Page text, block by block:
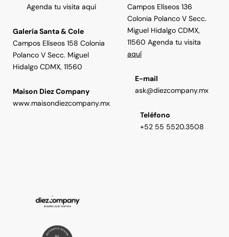
Agenda tu visita aquí
Galería Santa & Cole
Campos Elíseos 158 Colonia
Polanco V Secc. Miguel
Hidalgo CDMX, 11560
Maison Diez Company
www.maisondiezcompany.mx
Campos Elíseos 136
Colonia Polanco V Secc.
Miguel Hidalgo CDMX,
11560 Agenda tu visita
aquí
E-mail
ask@diezcompany.mx
Teléfono
+52 55 5520.3508